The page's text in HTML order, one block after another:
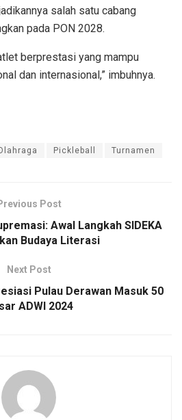
salah satu cabang
pada PON 2028.
berprestasi yang mampu
dan internasional,” imbuhnya.
Pickleball Turnamen
Post
Awal Langkah SIDEKA
Budaya Literasi
Next Post
Pulau Derawan Masuk 50
ADWI 2024